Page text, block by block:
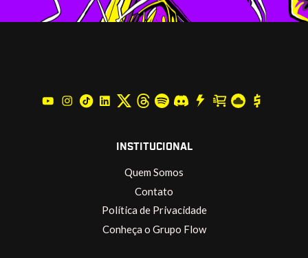
INSTITUCIONAL
Quem Somos
Contato
Política de Privacidade
Conheça o Grupo Flow